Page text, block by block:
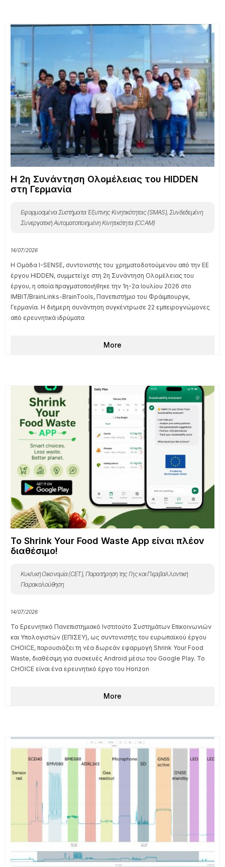
H 2η Συνάντηση Ολομέλειας του HIDDEN
στη Γερμανία
Εφαρμοσμένα Συστήματα Έξυπνης Κινητικότητας (SMAS), Συνδεδεμένη
Συνεργατική Αυτοματοποιημένη Κινητικότητα (CCAM)
14/07/2026
Η Ομάδα I-SENSE, συντονιστής του χρηματοδοτούμενου από την ΕΕ
έργου HIDDEN, συμμετείχε στη 2η Συνάντηση Ολομέλειας του
έργου, η οποία πραγματοποιήθηκε την 1η-2α Ιουλίου 2026 στο
IMBIT/BrainLinks-BrainTools, Πανεπιστήμιο του Φράιμπουργκ,
Γερμανία. Η διήμερη συνάντηση συγκέντρωσε 22 εμπειρογνώμονες
από ερευνητικά ιδρύματα
More
Το Shrink Your Food Waste App είναι πλέον
διαθέσιμο!
Κυκλική Οικονομία (CET), Παρατήρηση της Γης και Περιβαλλοντική
Παρακολούθηση
14/07/2026
Το Ερευνητικό Πανεπιστημιακό Ινστιτούτο Συστημάτων Επικοινωνιών
και Υπολογιστών (ΕΠΙΣΕΥ), ως συντονιστής του ευρωπαϊκού έργου
CHOICE, παρουσιάζει τη νέα δωρεάν εφαρμογή Shrink Your Food
Waste, διαθέσιμη για συσκευές Android μέσω του Google Play. Το
CHOICE είναι ένα ερευνητικό έργο του Horizon
More